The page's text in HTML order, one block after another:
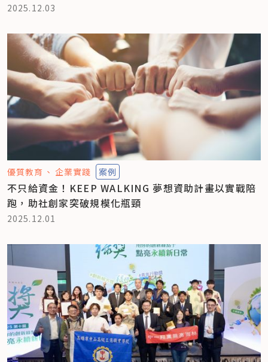
2025.12.03
優質教育 企業實踐 案例
不只給資金！KEEP WALKING 夢想資助計畫以實戰陪
跑，助社創家突破規模化瓶頸
2025.12.01